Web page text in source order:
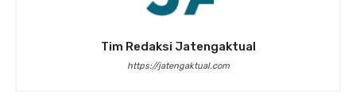
Tim Redaksi Jatengaktual
https://jatengaktual.com